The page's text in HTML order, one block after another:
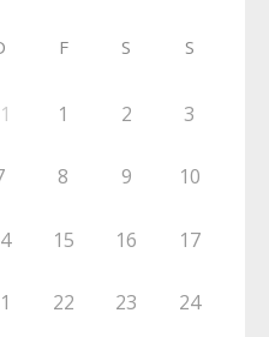
F S S
1 2 3
8 9 10
15 16 17
22 23 24